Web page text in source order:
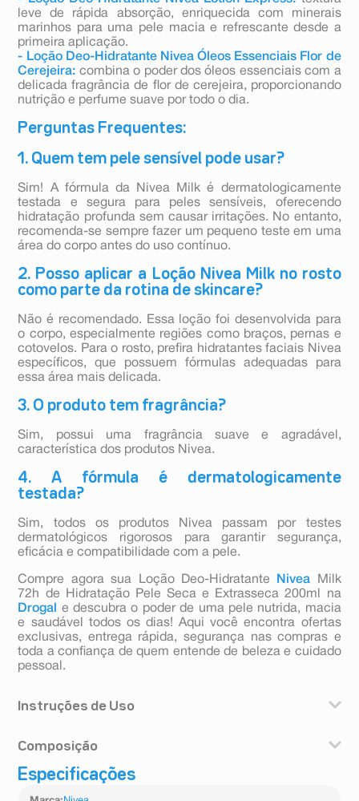
leve de rápida absorção, enriquecida com minerais
marinhos para uma pele macia e refrescante desde a
primeira aplicação.
- Loção Deo-Hidratante Nivea Óleos Essenciais Flor de
Cerejeira: combina o poder dos óleos essenciais com a
delicada fragrância de flor de cerejeira, proporcionando
nutrição e perfume suave por todo o dia.
Perguntas Frequentes:
1. Quem tem pele sensível pode usar?
Sim! A fórmula da Nivea Milk é dermatologicamente
testada e segura para peles sensíveis, oferecendo
hidratação profunda sem causar irritações. No entanto,
recomenda-se sempre fazer um pequeno teste em uma
área do corpo antes do uso contínuo.
2. Posso aplicar a Loção Nivea Milk no rosto
como parte da rotina de skincare?
Não é recomendado. Essa loção foi desenvolvida para
o corpo, especialmente regiões como braços, pernas e
cotovelos. Para o rosto, prefira hidratantes faciais Nivea
específicos, que possuem fórmulas adequadas para
essa área mais delicada.
3. O produto tem fragrância?
Sim, possui uma fragrância suave e agradável,
característica dos produtos Nivea.
4. A fórmula é dermatologicamente
testada?
Sim, todos os produtos Nivea passam por testes
dermatológicos rigorosos para garantir segurança,
eficácia e compatibilidade com a pele.
Compre agora sua Loção Deo-Hidratante Nivea
Milk
72h de Hidratação Pele Seca e Extrasseca 200ml na
Drogal e descubra o poder de uma pele nutrida, macia
e saudável todos os dias! Aqui você encontra ofertas
exclusivas, entrega rápida, segurança nas compras e
toda a confiança de quem entende de beleza e cuidado
pessoal.
Instruções de Uso
2. Reaplique todos os dias
prolongada.
Composição
Aqua, Paraffinum Liquidum, Glycerin, Isododecane,
Especificações